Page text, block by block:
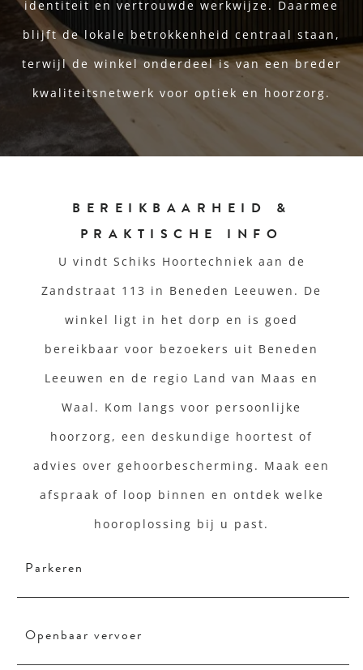
identiteit en vertrouwde werkwijze. Daarmee
blijft de lokale betrokkenheid centraal staan,
terwijl de winkel onderdeel is van een breder
kwaliteitsnetwerk voor optiek en hoorzorg.
BEREIKBAARHEID &
PRAKTISCHE INFO
U vindt Schiks Hoortechniek aan de
Zandstraat 113 in Beneden Leeuwen. De
winkel ligt in het dorp en is goed
bereikbaar voor bezoekers uit Beneden
Leeuwen en de regio Land van Maas en
Waal. Kom langs voor persoonlijke
hoorzorg, een deskundige hoortest of
advies over gehoorbescherming. Maak een
afspraak of loop binnen en ontdek welke
hooroplossing bij u past.
Parkeren
Openbaar vervoer